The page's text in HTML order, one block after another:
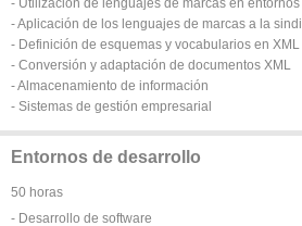
- Aplicación de los lenguajes de marcas a la
- Definición de esquemas y vocabularios en XML
- Conversión y adaptación de documentos XML
- Almacenamiento de información
- Sistemas de gestión empresarial
Entornos de desarrollo
50 horas
- Desarrollo de software